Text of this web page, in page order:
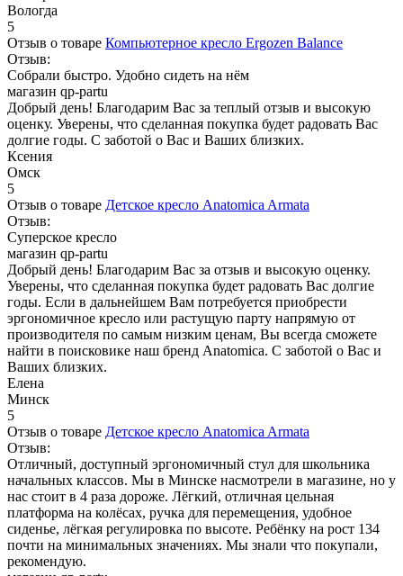
Вологда
5
Отзыв о товаре Компьютерное кресло Ergozen Balance
Отзыв:
Собрали быстро. Удобно сидеть на нём
магазин qp-partu
Добрый день! Благодарим Вас за теплый отзыв и высокую
оценку. Уверены, что сделанная покупка будет радовать Вас
долгие годы. С заботой о Вас и Ваших близких.
Ксения
Омск
5
Отзыв о товаре Детское кресло Anatomica Armata
Отзыв:
Суперское кресло
магазин qp-partu
Добрый день! Благодарим Вас за отзыв и высокую оценку.
Уверены, что сделанная покупка будет радовать Вас долгие
годы. Если в дальнейшем Вам потребуется приобрести
эргономичное кресло или растущую парту напрямую от
производителя по самым низким ценам, Вы всегда сможете
найти в поисковике наш бренд Anatomica. С заботой о Вас и
Ваших близких.
Елена
Минск
5
Отзыв о товаре Детское кресло Anatomica Armata
Отзыв:
Отличный, доступный эргономичный стул для школьника
начальных классов. Мы в Минске насмотрели в магазине, но у
нас стоит в 4 раза дороже. Лёгкий, отличная цельная
платформа на колёсах, ручка для перемещения, удобное
сиденье, лёгкая регулировка по высоте. Ребёнку на рост 134
почти на минимальных значениях. Мы знали что покупали,
рекомендую.